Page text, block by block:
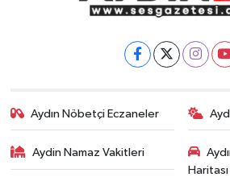
Aydın Nöbetçi Eczaneler
Aydin Namaz Vakitleri
Haritası